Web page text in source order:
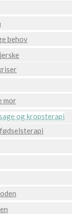
behov
mor
og kropsterapi